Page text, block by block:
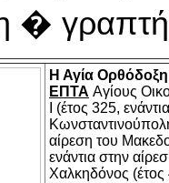
� γραπτή
Η Αγία
ΕΠΤΑ Αγίους
Ι (έτος 325,
αίρεση του
ενάντια στην
Χαλκηδόνος (έτος